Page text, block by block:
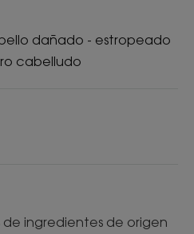
dañado - estropeado
cabelludo
de ingredientes de origen